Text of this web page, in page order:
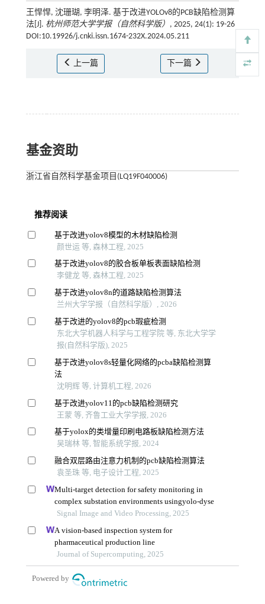
王悍悍, 沈珊瑚, 李明泽. 基于改进YOLOv8的PCB缺陷检测算
法[J]. 杭州师范大学学报（自然科学版） , 2025, 24(1): 19-26
DOI:10.19926/j.cnki.issn.1674-232X.2024.05.211
上一篇 下一篇
基金资助
浙江省自然科学基金项目(LQ19F040006)